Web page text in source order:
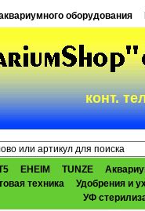
оборудования
конт.
EHEIM TUNZE
техника Удобрения и
УФ